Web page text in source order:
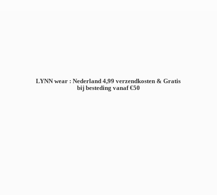
LYNN wear : Nederland 4,99 verzendkosten & Gratis
bij besteding vanaf €50